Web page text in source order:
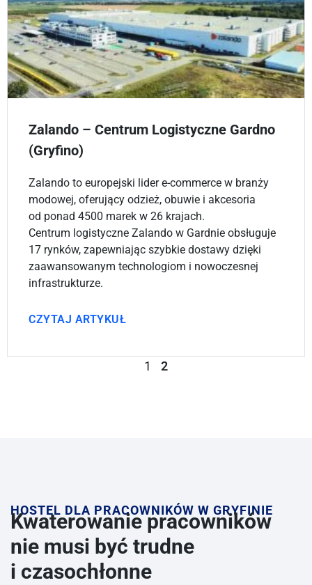
Zalando – Centrum Logistyczne Gardno
(Gryfino)
Zalando to europejski lider e-commerce w branży
modowej, oferujący odzież, obuwie i akcesoria
od ponad 4500 marek w 26 krajach.
Centrum logistyczne Zalando w Gardnie obsługuje
17 rynków, zapewniając szybkie dostawy dzięki
zaawansowanym technologiom i nowoczesnej
infrastrukturze.
CZYTAJ ARTYKUŁ
1 2
HOSTEL DLA PRACOWNIKÓW W GRYFINIE
Kwaterowanie pracowników
nie musi być trudne
i czasochłonne